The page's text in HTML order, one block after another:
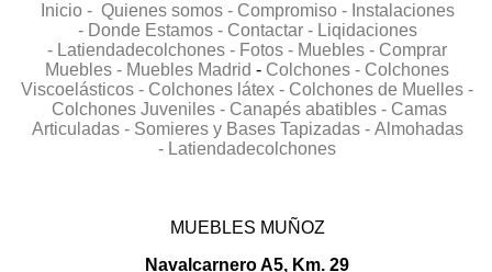
Inicio - Quienes somos - Compromiso - Instalaciones
- Donde Estamos - Contactar - Liqidaciones
- Latiendadecolchones - Fotos - Muebles - Comprar
Muebles - Muebles Madrid - Colchones - Colchones
Viscoelásticos - Colchones látex - Colchones de Muelles -
Colchones Juveniles - Canapés abatibles - Camas
Articuladas - Somieres y Bases Tapizadas - Almohadas
- Latiendadecolchones
MUEBLES MUÑOZ
Navalcarnero A5, Km. 29